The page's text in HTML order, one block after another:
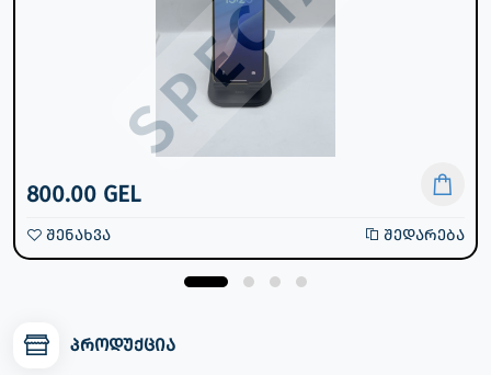
800.00 GEL
შენახვა შედარება
პროდუქცია